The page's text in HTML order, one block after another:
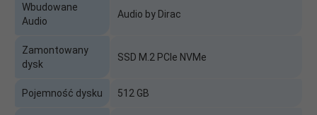
Wbudowane
Audio
Audio by Dirac
Zamontowany
dysk
SSD M.2 PCIe NVMe
Pojemność dysku 512 GB